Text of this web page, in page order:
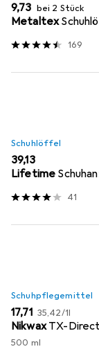
EUR
9,73 bei 2 Stück
Metaltex
169
Schuhlöffel
EUR
39,13
Lifetime
41
Schuhpflegemittel
EUR
17,71 EUR
35,42/1l
Nikwax TX-
500 ml